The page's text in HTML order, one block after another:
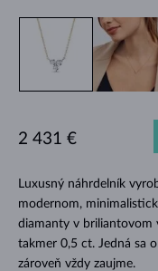
Luxusný náhrdelník
modernom,
diamanty v briliantovom
takmer 0,5 ct. Jedná sa
zároveň vždy zaujme.
2 431 €